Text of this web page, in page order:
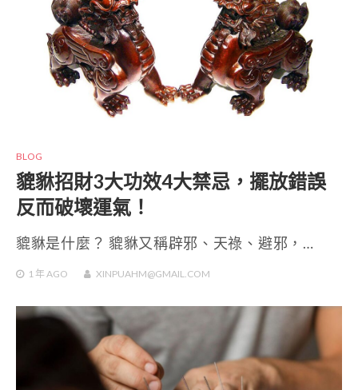
BLOG
貔貅招財3大功效4大禁忌，擺放錯誤
反而破壞運氣！
貔貅是什麼？ 貔貅又稱辟邪、天祿、避邪，…
1 年AGO XINPUAHM@GMAIL.COM